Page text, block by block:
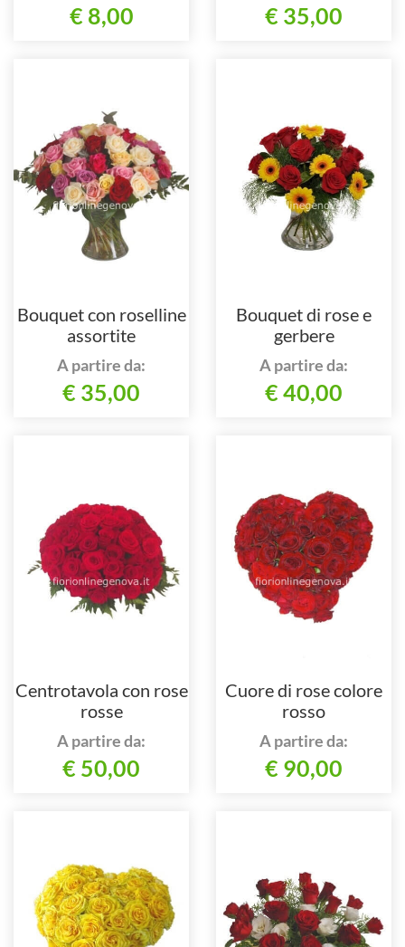
€ 8,00 € 35,00
Bouquet con roselline
assortite
A partire da:
€ 35,00
Bouquet di rose e
gerbere
A partire da:
€ 40,00
Centrotavola con rose
rosse
A partire da:
€ 50,00
Cuore di rose colore
rosso
A partire da:
€ 90,00